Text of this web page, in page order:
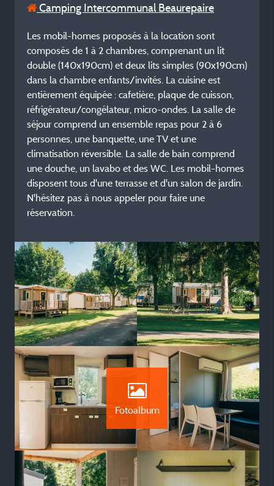
Camping Intercommunal Beaurepaire
Les mobil-homes proposés à la location sont
composés de 1 à 2 chambres, comprenant un lit
double (140x190cm) et deux lits simples (90x190cm)
dans la chambre enfants/invités. La cuisine est
entièrement équipée : cafetière, plaque de cuisson,
réfrigérateur/congélateur, micro-ondes. La salle de
séjour comprend un ensemble repas pour 2 à 6
personnes, une banquette, une TV et une
climatisation réversible. La salle de bain comprend
une douche, un lavabo et des WC. Les mobil-homes
disposent tous d'une terrasse et d'un salon de jardin.
N'hésitez pas à nous appeler pour faire une
réservation.
Fotoalbum